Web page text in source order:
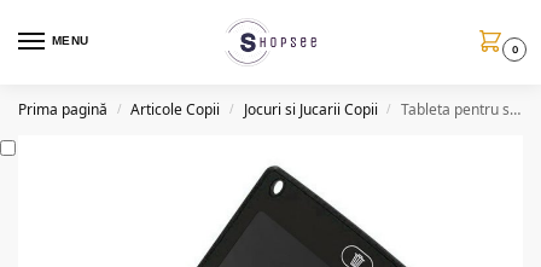
MENU
0
Prima pagină / Articole Copii / Jocuri si Jucarii Copii / Tableta pentru scris si desenat, ecran LCD 8.5”